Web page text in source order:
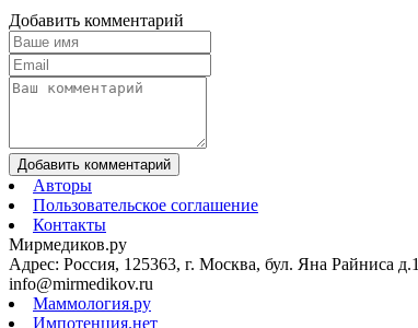
Добавить комментарий
Добавить комментарий
Авторы
Пользовательское соглашение
Контакты
Мирмедиков.ру
Адрес: Россия, 125363, г. Москва, бул. Яна Райниса д.1
info@mirmedikov.ru
Маммология.ру
Импотенция.нет